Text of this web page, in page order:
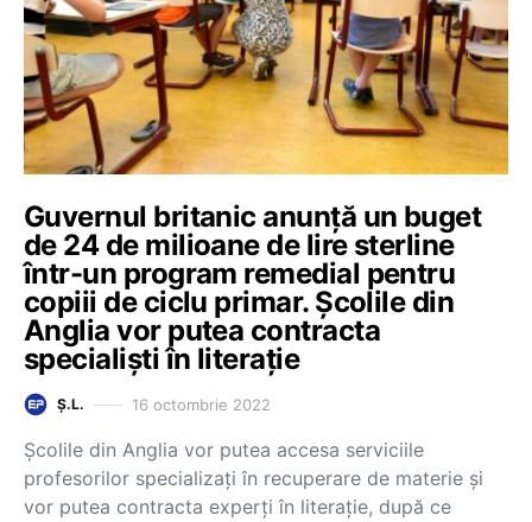
Guvernul britanic anunță un buget
de 24 de milioane de lire sterline
într-un program remedial pentru
copiii de ciclu primar. Școlile din
Anglia vor putea contracta
specialiști în literație
Ș.L. 16 octombrie 2022
Școlile din Anglia vor putea accesa serviciile
profesorilor specializați în recuperare de materie și
vor putea contracta experți în literație, după ce